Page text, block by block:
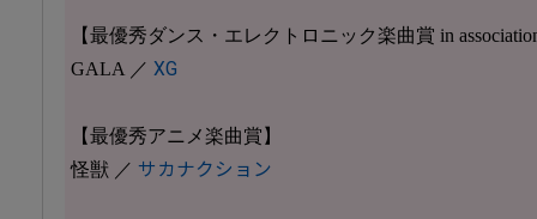
【最優秀ダンス・エレクトロニック楽曲賞 in
GALA ／ XG
【最優秀アニメ楽曲賞】
怪獣 ／ サカナクション